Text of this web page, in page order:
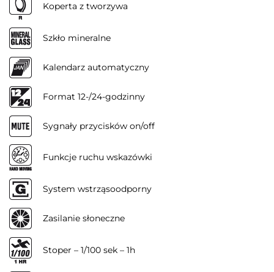
Koperta z tworzywa
Szkło mineralne
Kalendarz automatyczny
Format 12-/24-godzinny
Sygnały przycisków on/off
Funkcje ruchu wskazówki
System wstrząsoodporny
Zasilanie słoneczne
Stoper – 1/100 sek – 1h